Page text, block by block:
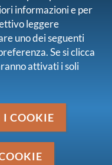
MISE
Modello
del
informazioni e per
leggere
uno dei seguenti
Se si clicca
attivati i soli
I COOKIE